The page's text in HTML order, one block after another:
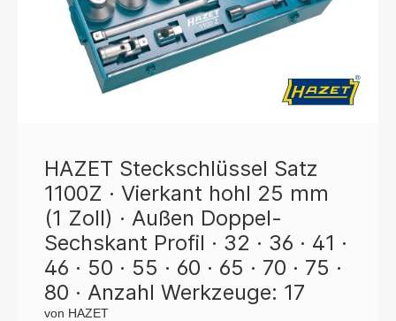
HAZET Steckschlüssel Satz
1100Z · Vierkant hohl 25 mm
(1 Zoll) · Außen Doppel-
Sechskant Profil · 32 · 36 · 41 ·
46 · 50 · 55 · 60 · 65 · 70 · 75 ·
80 · Anzahl Werkzeuge: 17
von HAZET